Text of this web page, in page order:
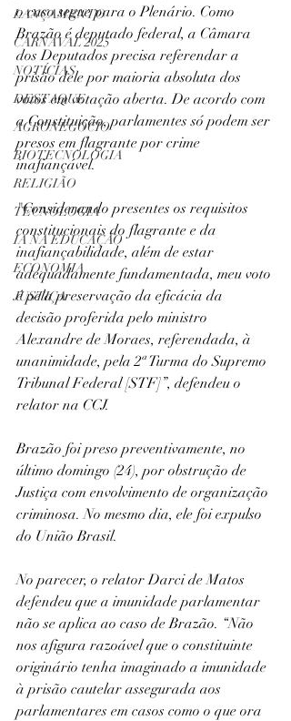
LANÇAMENTO
CARNAVAL 2025
NOTÍCIAS
DESTAQUE
AGRONEGÓCIO
BIOTECNOLOGIA
RELIGIÃO
TECNOLOGIA
IA NA EDUCAÇÃO
ECONOMIA
JUSTIÇA
o caso segue para o Plenário. Como
Brazão é deputado federal, a Câmara
dos Deputados precisa referendar a
prisão dele por maioria absoluta dos
votos em votação aberta. De acordo com
a Constituição, parlamentes só podem ser
presos em flagrante por crime
inafiançável.
"Considerando presentes os requisitos
constitucionais do flagrante e da
inafiançabilidade, além de estar
adequadamente fundamentada, meu voto
é pela preservação da eficácia da
decisão proferida pelo ministro
Alexandre de Moraes, referendada, à
unanimidade, pela 2ª Turma do Supremo
Tribunal Federal [STF]”, defendeu o
relator na CCJ.
Brazão foi preso preventivamente, no
último domingo (24), por obstrução de
Justiça com envolvimento de organização
criminosa. No mesmo dia, ele foi expulso
do União Brasil.
No parecer, o relator Darci de Matos
defendeu que a imunidade parlamentar
não se aplica ao caso de Brazão. “Não
nos afigura razoável que o constituinte
originário tenha imaginado a imunidade
à prisão cautelar assegurada aos
parlamentares em casos como o que ora